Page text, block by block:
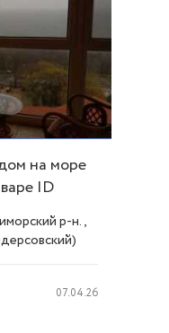
на море
ID
р-н.,
07.04.26